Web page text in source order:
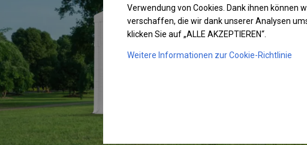
Verwendung von Cookies. Dank ihnen können
verschaffen, die wir dank unserer Analysen
klicken Sie auf „ALLE AKZEPTIEREN“.
Weitere Informationen zur Cookie-Richtlinie